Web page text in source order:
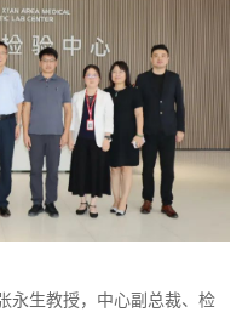
永生教授，中心副总裁、检